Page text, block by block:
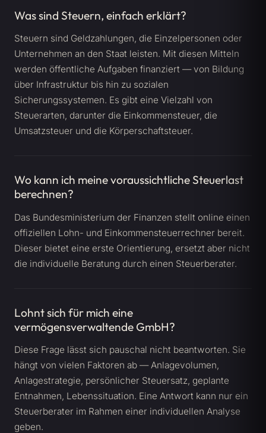
Was sind Steuern, einfach erklärt?
Steuern sind Geldzahlungen, die Einzelpersonen oder
Unternehmen an den Staat leisten. Mit diesen Mitteln
werden öffentliche Aufgaben finanziert — von Bildung
über Infrastruktur bis hin zu sozialen
Sicherungssystemen. Es gibt eine Vielzahl von
Steuerarten, darunter die Einkommensteuer, die
Umsatzsteuer und die Körperschaftsteuer.
Wo kann ich meine voraussichtliche Steuerlast
berechnen?
Das Bundesministerium der Finanzen stellt online einen
offiziellen Lohn- und Einkommensteuerrechner bereit.
Dieser bietet eine erste Orientierung, ersetzt aber nicht
die individuelle Beratung durch einen Steuerberater.
Lohnt sich für mich eine
vermögensverwaltende GmbH?
Diese Frage lässt sich pauschal nicht beantworten. Sie
hängt von vielen Faktoren ab — Anlagevolumen,
Anlagestrategie, persönlicher Steuersatz, geplante
Entnahmen, Lebenssituation. Eine Antwort kann nur ein
Steuerberater im Rahmen einer individuellen Analyse
geben.